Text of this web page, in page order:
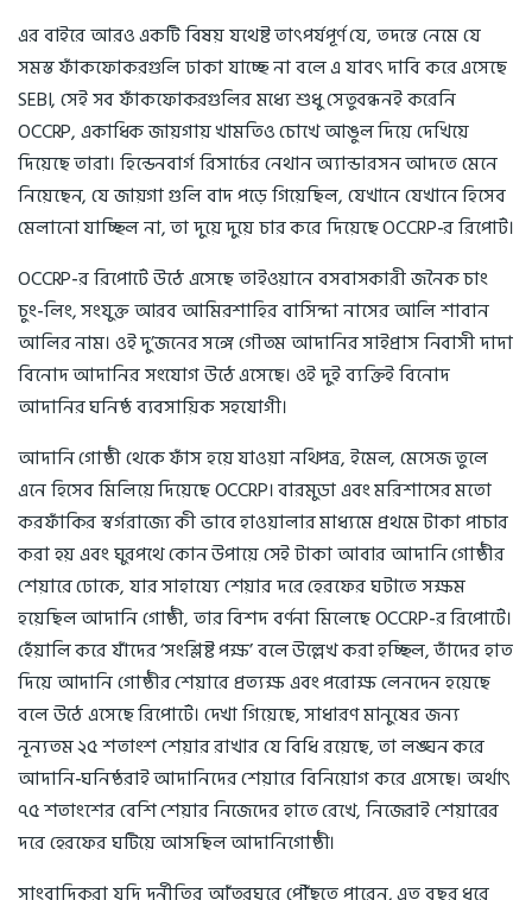
এর বাইরে আরও একটি বিষয় যথেষ্ট তাৎপর্যপূর্ণ যে, তদন্তে নেমে যে
সমস্ত ফাঁকফোকরগুলি ঢাকা যাচ্ছে না বলে এ যাবৎ দাবি করে এসেছে
SEBI, সেই সব ফাঁকফোকরগুলির মধ্যে শুধু সেতুবন্ধনই করেনি
OCCRP, একাধিক জায়গায় খামতিও চোখে আঙুল দিয়ে দেখিয়ে
দিয়েছে তারা। হিন্ডেনবার্গ রিসার্চের নেথান অ্যান্ডারসন আদতে মেনে
নিয়েছেন, যে জায়গা গুলি বাদ পড়ে গিয়েছিল, যেখানে যেখানে হিসেব
মেলানো যাচ্ছিল না, তা দুয়ে দুয়ে চার করে দিয়েছে OCCRP-র রিপোর্ট।
OCCRP-র রিপোর্টে উঠে এসেছে তাইওয়ানে বসবাসকারী জনৈক চাং
চুং-লিং, সংযুক্ত আরব আমিরশাহির বাসিন্দা নাসের আলি শাবান
আলির নাম। ওই দু’জনের সঙ্গে গৌতম আদানির সাইপ্রাস নিবাসী দাদা
বিনোদ আদানির সংযোগ উঠে এসেছে। ওই দুই ব্যক্তিই বিনোদ
আদানির ঘনিষ্ঠ ব্যবসায়িক সহযোগী।
আদানি গোষ্ঠী থেকে ফাঁস হয়ে যাওয়া নথিপত্র, ইমেল, মেসেজ তুলে
এনে হিসেব মিলিয়ে দিয়েছে OCCRP। বারমুডা এবং মরিশাসের মতো
করফাঁকির স্বর্গরাজ্যে কী ভাবে হাওয়ালার মাধ্যমে প্রথমে টাকা পাচার
করা হয় এবং ঘুরপথে কোন উপায়ে সেই টাকা আবার আদানি গোষ্ঠীর
শেয়ারে ঢোকে, যার সাহায্যে শেয়ার দরে হেরফের ঘটাতে সক্ষম
হয়েছিল আদানি গোষ্ঠী, তার বিশদ বর্ণনা মিলেছে OCCRP-র রিপোর্টে।
হেঁয়ালি করে যাঁদের ‘সংশ্লিষ্ট পক্ষ’ বলে উল্লেখ করা হচ্ছিল, তাঁদের হাত
দিয়ে আদানি গোষ্ঠীর শেয়ারে প্রত্যক্ষ এবং পরোক্ষ লেনদেন হয়েছে
বলে উঠে এসেছে রিপোর্টে। দেখা গিয়েছে, সাধারণ মানুষের জন্য
নূন্যতম ২৫ শতাংশ শেয়ার রাখার যে বিধি রয়েছে, তা লঙ্ঘন করে
আদানি-ঘনিষ্ঠরাই আদানিদের শেয়ারে বিনিয়োগ করে এসেছে। অর্থাৎ
৭৫ শতাংশের বেশি শেয়ার নিজেদের হাতে রেখে, নিজেরাই শেয়ারের
দরে হেরফের ঘটিয়ে আসছিল আদানিগোষ্ঠী।